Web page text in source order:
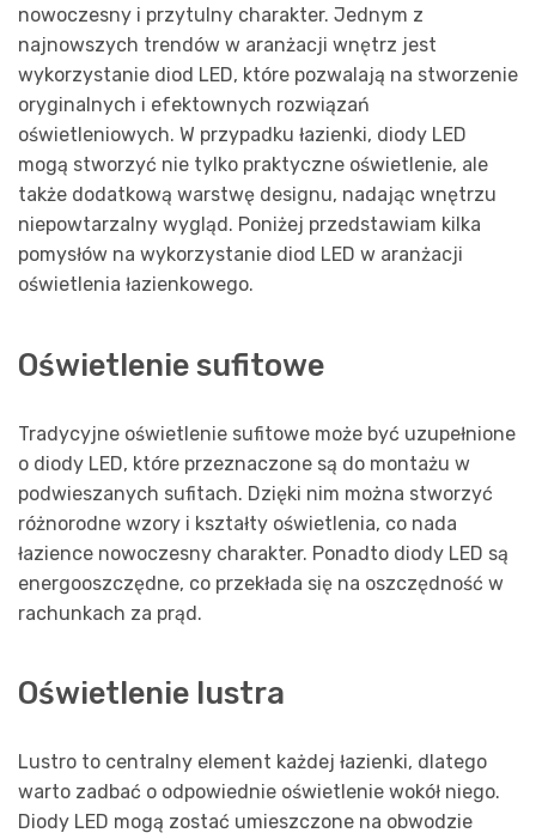
nowoczesny i przytulny charakter. Jednym z
najnowszych trendów w aranżacji wnętrz jest
wykorzystanie diod LED, które pozwalają na stworzenie
oryginalnych i efektownych rozwiązań
oświetleniowych. W przypadku łazienki, diody LED
mogą stworzyć nie tylko praktyczne oświetlenie, ale
także dodatkową warstwę designu, nadając wnętrzu
niepowtarzalny wygląd. Poniżej przedstawiam kilka
pomysłów na wykorzystanie diod LED w aranżacji
oświetlenia łazienkowego.
Oświetlenie sufitowe
Tradycyjne oświetlenie sufitowe może być uzupełnione
o diody LED, które przeznaczone są do montażu w
podwieszanych sufitach. Dzięki nim można stworzyć
różnorodne wzory i kształty oświetlenia, co nada
łazience nowoczesny charakter. Ponadto diody LED są
energooszczędne, co przekłada się na oszczędność w
rachunkach za prąd.
Oświetlenie lustra
Lustro to centralny element każdej łazienki, dlatego
warto zadbać o odpowiednie oświetlenie wokół niego.
Diody LED mogą zostać umieszczone na obwodzie